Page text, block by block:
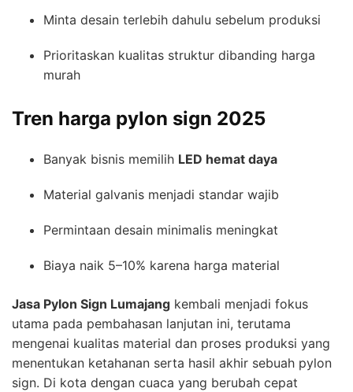
Minta desain terlebih dahulu sebelum produksi
Prioritaskan kualitas struktur dibanding harga
murah
Tren harga pylon sign 2025
Banyak bisnis memilih LED hemat daya
Material galvanis menjadi standar wajib
Permintaan desain minimalis meningkat
Biaya naik 5–10% karena harga material
Jasa Pylon Sign Lumajang kembali menjadi fokus
utama pada pembahasan lanjutan ini, terutama
mengenai kualitas material dan proses produksi yang
menentukan ketahanan serta hasil akhir sebuah pylon
sign. Di kota dengan cuaca yang berubah cepat